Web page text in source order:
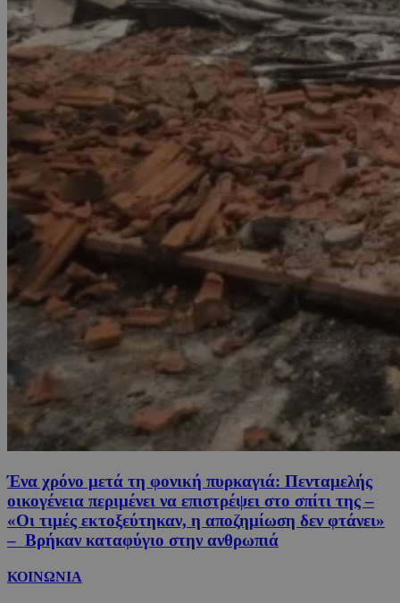
Ένα χρόνο μετά τη φονική πυρκαγιά: Πενταμελής
οικογένεια περιμένει να επιστρέψει στο σπίτι της –
«Οι τιμές εκτοξεύτηκαν, η αποζημίωση δεν φτάνει»
– Βρήκαν καταφύγιο στην ανθρωπιά
ΚΟΙΝΩΝΙΑ